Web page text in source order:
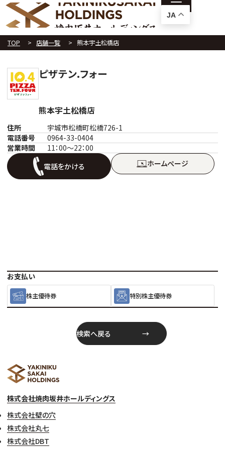
TOP 店舗一覧 熊本宇土松橋店
ピザテン.フォー
熊本宇土松橋店
住所
宇城市松橋町松橋726-1
電話番号
0964-33-0404
営業時間
11：00～22：00
電話をかける
ホームぺージ
お支払い
株主優待券 特別株主優待券
検索へ戻る
株式会社焼肉坂井ホールディングス
株式会社壁の穴
株式会社丸七
株式会社DBT
JA